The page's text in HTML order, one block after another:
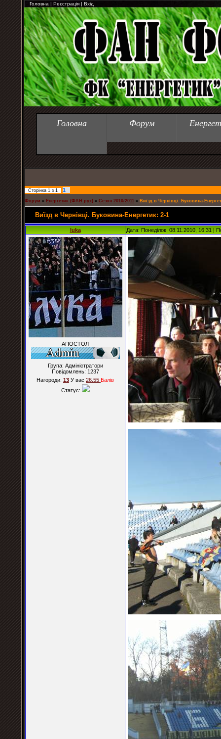
Головна | Реєстрація | Вхід
Головна Форум
Сторінка 1 з 1 1
Форум » Енергетик (ФАН рух) » Сезон 2010/2011 » Виїзд в Чернівці. Буковина-
Виїзд в Чернівці. Буковина-Енергетик: 2-1
luka Дата: Понеділок, 08.11.2010, 16:31 |
АПОСТОЛ
Група: Адміністратори
Повідомлень: 1237
Нагороди: 13 У вас 26.55 Балiв
Статус: